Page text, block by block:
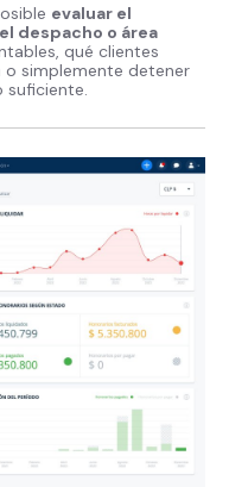
evaluar el
despacho o área
qué clientes
o simplemente detener